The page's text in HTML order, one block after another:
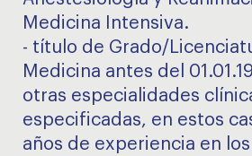
Medicina Intensiva.
- título de Grado/
Medicina antes del
otras especialidades
especificadas, en estos
años de experiencia en